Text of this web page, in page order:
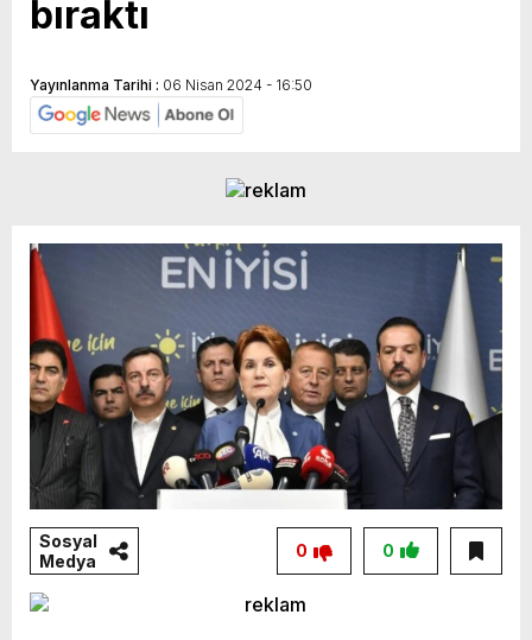
bıraktı
Yayınlanma Tarihi : 06 Nisan 2024 - 16:50
Sosyal
Medya
0
0